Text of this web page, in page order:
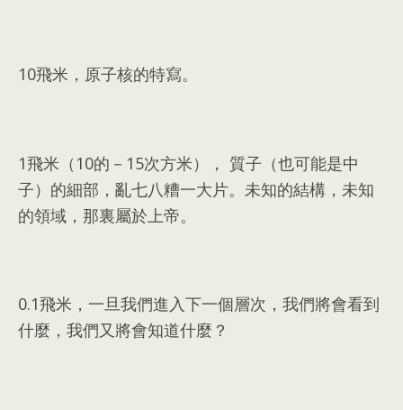
10飛米 ， 原子核的特寫。
1飛米（10的－15次方米） ， 質子（也可能是中
子）的細部 ， 亂七八糟一大片。 未知的結構 ， 未知
的領域 ， 那裏屬於上帝。
0.1飛米 ， 一旦我們進入下一個層次 ， 我們將會看到
什麼 ， 我們又將會知道什麼？